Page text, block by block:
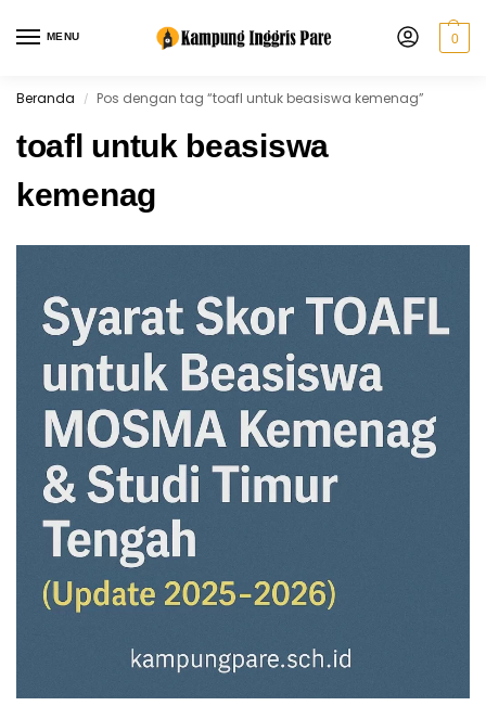
MENU 0
Beranda / Pos dengan tag “toafl untuk beasiswa kemenag”
toafl untuk beasiswa
kemenag